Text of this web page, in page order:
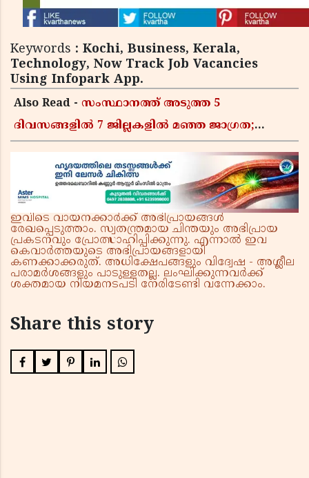
Keywords : Kochi, Business, Kerala,
Technology, Now Track Job Vacancies
Using Infopark App.
Also Read - സംസ്ഥാനത്ത് അടുത്ത 5
ദിവസങ്ങളിൽ 7 ജില്ലകളിൽ മഞ്ഞ ജാഗ്രത;
ഇവിടെ വായനക്കാർക്ക് അഭിപ്രായങ്ങൾ
രേഖപ്പെടുത്താം. സ്വതന്ത്രമായ ചിന്തയും അഭിപ്രായ
പ്രകടനവും പ്രോത്സാഹിപ്പിക്കുന്നു. എന്നാൽ ഇവ
കെവാർത്തയുടെ അഭിപ്രായങ്ങളായി
കണക്കാക്കരുത്. അധിക്ഷേപങ്ങളും വിദ്വേഷ - അശ്ലീല
പരാമർശങ്ങളും പാടുള്ളതല്ല. ലംഘിക്കുന്നവർക്ക്
ശക്തമായ നിയമനടപടി നേരിടേണ്ടി വന്നേക്കാം.
Share this story